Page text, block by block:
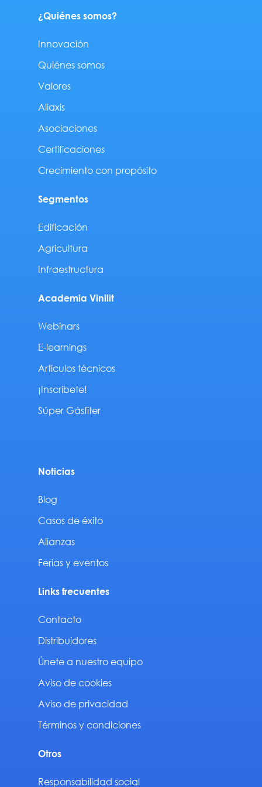
¿Quiénes somos?
Innovación
Quiénes somos
Valores
Aliaxis
Asociaciones
Certificaciones
Crecimiento con propósito
Segmentos
Edificación
Agricultura
Infraestructura
Academia Vinilit
Webinars
E-learnings
Artículos técnicos
¡Inscríbete!
Súper Gásfiter
Noticias
Blog
Casos de éxito
Alianzas
Ferias y eventos
Links frecuentes
Contacto
Distribuidores
Únete a nuestro equipo
Aviso de cookies
Aviso de privacidad
Términos y condiciones
Otros
Responsabilidad social